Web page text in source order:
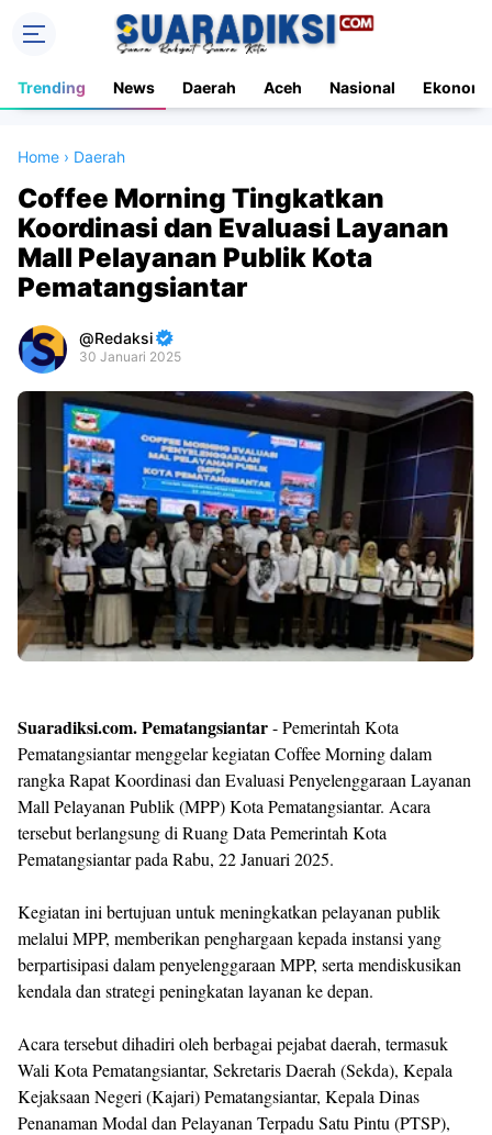
Trending News Daerah Aceh Nasional Ekonomi
Home › Daerah
Coffee Morning Tingkatkan
Koordinasi dan Evaluasi Layanan
Mall Pelayanan Publik Kota
Pematangsiantar
Redaksi
30 Januari 2025
Premium
By
Raushan
Design
With
Shroff
Templates
Suaradiksi.com. Pematangsiantar- Pemerintah Kota
Pematangsiantar menggelar kegiatan Coffee Morning dalam
rangka Rapat Koordinasi dan Evaluasi Penyelenggaraan Layanan
Mall Pelayanan Publik (MPP) Kota Pematangsiantar. Acara
tersebut berlangsung di Ruang Data Pemerintah Kota
Pematangsiantar pada Rabu, 22 Januari 2025.
Kegiatan ini bertujuan untuk meningkatkan pelayanan publik
melalui MPP, memberikan penghargaan kepada instansi yang
berpartisipasi dalam penyelenggaraan MPP, serta mendiskusikan
kendala dan strategi peningkatan layanan ke depan.
Acara tersebut dihadiri oleh berbagai pejabat daerah, termasuk
Wali Kota Pematangsiantar, Sekretaris Daerah (Sekda), Kepala
Kejaksaan Negeri (Kajari) Pematangsiantar, Kepala Dinas
Penanaman Modal dan Pelayanan Terpadu Satu Pintu (PTSP),